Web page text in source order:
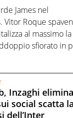
James nel
Vitor Roque
al massimo la
sfiorato in
Inzaghi
social scatta la
dell’Inter